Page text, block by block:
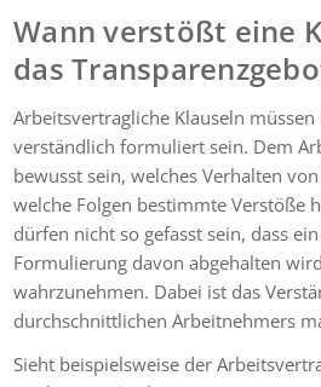
Wann verstößt eine
das
Arbeitsvertragliche Klauseln
verständlich formuliert sein. Dem
bewusst sein, welches Verhalten
welche Folgen bestimmte Verstöße
dürfen nicht so gefasst sein, dass
Formulierung davon abgehalten
wahrzunehmen. Dabei ist das
durchschnittlichen Arbeitnehmers
Sieht beispielsweise der